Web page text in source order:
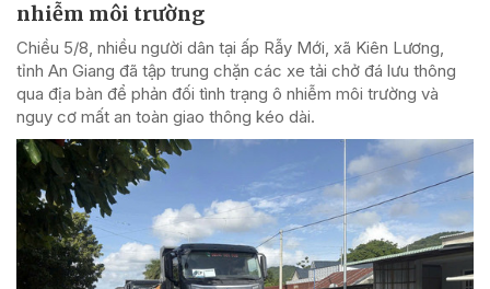
nhiễm môi trường
Chiều 5/8, nhiều người dân tại ấp Rẫy Mới, xã Kiên Lương,
tỉnh An Giang đã tập trung chặn các xe tải chở đá lưu thông
qua địa bàn để phản đối tình trạng ô nhiễm môi trường và
nguy cơ mất an toàn giao thông kéo dài.